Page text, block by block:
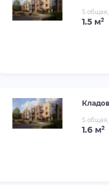
S
1.5 м²
S
1.6 м²